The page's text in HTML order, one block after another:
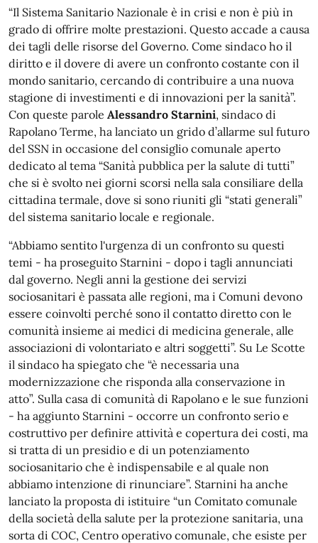
“Il Sistema Sanitario Nazionale è in crisi e non è più in
grado di offrire molte prestazioni. Questo accade a causa
dei tagli delle risorse del Governo. Come sindaco ho il
diritto e il dovere di avere un confronto costante con il
mondo sanitario, cercando di contribuire a una nuova
stagione di investimenti e di innovazioni per la sanità”.
Con queste parole Alessandro Starnini, sindaco di
Rapolano Terme, ha lanciato un grido d’allarme sul futuro
del SSN in occasione del consiglio comunale aperto
dedicato al tema “Sanità pubblica per la salute di tutti”
che si è svolto nei giorni scorsi nella sala consiliare della
cittadina termale, dove si sono riuniti gli “stati generali”
del sistema sanitario locale e regionale.
“Abbiamo sentito l'urgenza di un confronto su questi
temi - ha proseguito Starnini - dopo i tagli annunciati
dal governo. Negli anni la gestione dei servizi
sociosanitari è passata alle regioni, ma i Comuni devono
essere coinvolti perché sono il contatto diretto con le
comunità insieme ai medici di medicina generale, alle
associazioni di volontariato e altri soggetti”. Su Le Scotte
il sindaco ha spiegato che “è necessaria una
modernizzazione che risponda alla conservazione in
atto”. Sulla casa di comunità di Rapolano e le sue funzioni
- ha aggiunto Starnini - occorre un confronto serio e
costruttivo per definire attività e copertura dei costi, ma
si tratta di un presidio e di un potenziamento
sociosanitario che è indispensabile e al quale non
abbiamo intenzione di rinunciare”. Starnini ha anche
lanciato la proposta di istituire “un Comitato comunale
della società della salute per la protezione sanitaria, una
sorta di COC, Centro operativo comunale, che esiste per